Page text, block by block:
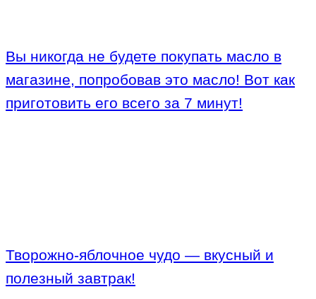
Вы никогда не будете покупать масло в
магазине, попробовав это масло! Вот как
приготовить его всего за 7 минут!
Творожно-яблочное чудо — вкусный и
полезный завтрак!